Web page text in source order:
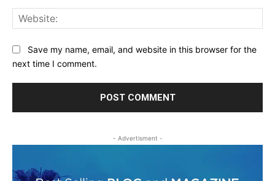
Save my name, email, and website in this browser for the
next time I comment.
- Advertisment -